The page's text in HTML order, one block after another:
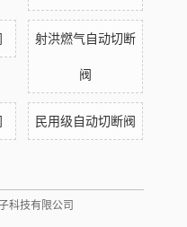
射洪燃气自动切断
阀
民用级自动切断阀
科技有限公司